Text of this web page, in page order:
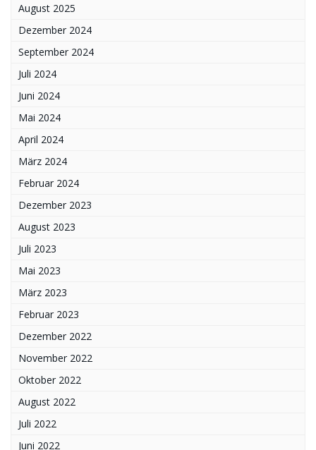
August 2025
Dezember 2024
September 2024
Juli 2024
Juni 2024
Mai 2024
April 2024
März 2024
Februar 2024
Dezember 2023
August 2023
Juli 2023
Mai 2023
März 2023
Februar 2023
Dezember 2022
November 2022
Oktober 2022
August 2022
Juli 2022
Juni 2022